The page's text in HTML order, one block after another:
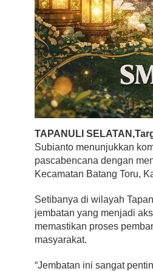
TAPANULI
Subianto menunjukkan
pascabencana dengan
Kecamatan Batang Toru,
Setibanya di wilayah
jembatan yang menjadi
memastikan proses
masyarakat.
“Jembatan ini sangat